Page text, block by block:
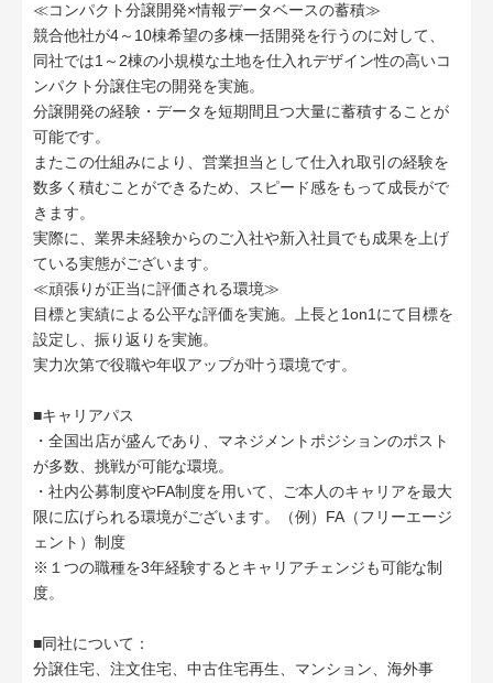
≪コンパクト分譲開発×情報データベースの蓄積≫
競合他社が4～10棟希望の多棟一括開発を行うのに対して、
同社では1～2棟の小規模な土地を仕入れデザイン性の高いコ
ンパクト分譲住宅の開発を実施。
分譲開発の経験・データを短期間且つ大量に蓄積することが
可能です。
またこの仕組みにより、営業担当として仕入れ取引の経験を
数多く積むことができるため、スピード感をもって成長がで
きます。
実際に、業界未経験からのご入社や新入社員でも成果を上げ
ている実態がございます。
≪頑張りが正当に評価される環境≫
目標と実績による公平な評価を実施。上長と1on1にて目標を
設定し、振り返りを実施。
実力次第で役職や年収アップが叶う環境です。
■キャリアパス
・全国出店が盛んであり、マネジメントポジションのポスト
が多数、挑戦が可能な環境。
・社内公募制度やFA制度を用いて、ご本人のキャリアを最大
限に広げられる環境がございます。（例）FA（フリーエージ
ェント）制度
※１つの職種を3年経験するとキャリアチェンジも可能な制
度。
■同社について：
分譲住宅、注文住宅、中古住宅再生、マンション、海外事